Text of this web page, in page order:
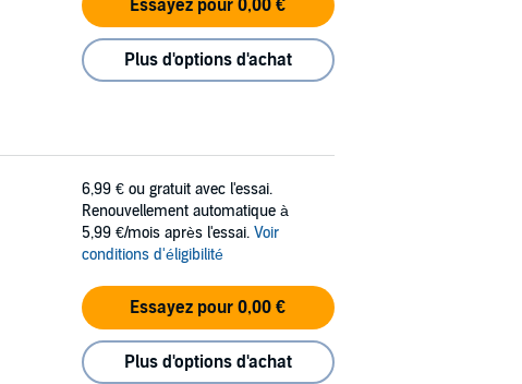
Essayez pour 0,00 €
Plus d'options d'achat
6,99 € ou gratuit avec l'essai.
Renouvellement automatique à
5,99 €/mois après l'essai. Voir
conditions d'éligibilité
Essayez pour 0,00 €
Plus d'options d'achat